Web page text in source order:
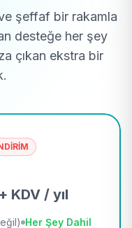
şeffaf bir rakamla
desteğe her şey
çıkan ekstra bir
+ KDV / yıl
Her Şey Dahil